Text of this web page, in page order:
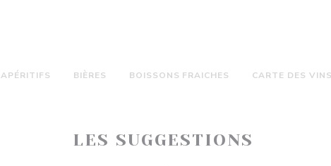
APÉRITIFS BIÈRES BOISSONS FRAICHES CARTE DES VINS
LES SUGGESTIONS